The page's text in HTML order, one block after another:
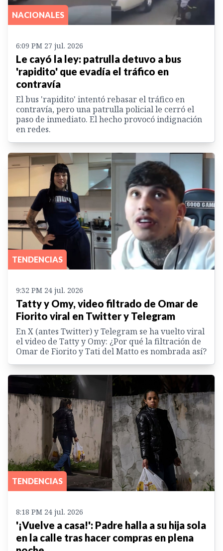
NACIONALES
6:09 PM 27 jul. 2026
Le cayó la ley: patrulla detuvo a bus
'rapidito' que evadía el tráfico en
contravía
El bus 'rapidito' intentó rebasar el tráfico en
contravía, pero una patrulla policial le cerró el
paso de inmediato. El hecho provocó indignación
en redes.
TENDENCIAS
9:32 PM 24 jul. 2026
Tatty y Omy, video filtrado de Omar de
Fiorito viral en Twitter y Telegram
En X (antes Twitter) y Telegram se ha vuelto viral
el video de Tatty y Omy: ¿Por qué la filtración de
Omar de Fiorito y Tati del Matto es nombrada así?
TENDENCIAS
8:18 PM 24 jul. 2026
'¡Vuelve a casa!': Padre halla a su hija sola
en la calle tras hacer compras en plena